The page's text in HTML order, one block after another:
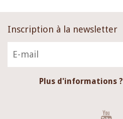
Inscription à la newsletter
Plus d'informations ?